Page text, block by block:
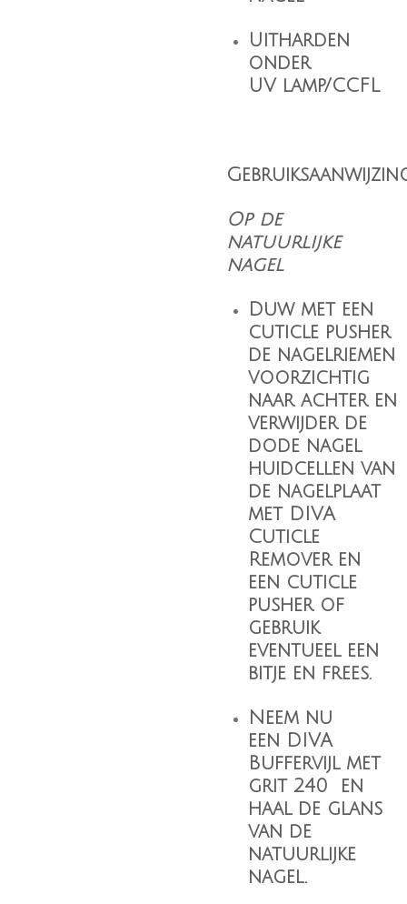
Uitharden
onder
UV lamp/CCFL
Op de
natuurlijke
nagel
Duw met een
cuticle pusher
de nagelriemen
voorzichtig
naar achter en
verwijder de
dode nagel
huidcellen van
de nagelplaat
met DIVA
Cuticle
Removeren
een cuticle
pusher of
gebruik
eventueel een
bitje en frees.
Neem nu
een DIVA
Buffervijlmet
grit 240 en
haal de glans
van de
natuurlijke
nagel.